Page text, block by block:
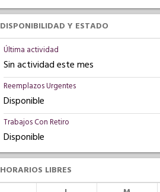
DISPONIBILIDAD Y ESTADO
Última actividad
Sin actividad este mes
Reemplazos Urgentes
Disponible
Trabajos Con Retiro
Disponible
HORARIOS LIBRES